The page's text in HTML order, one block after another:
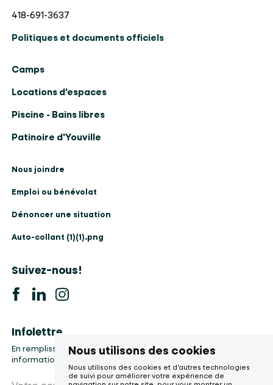
Nous utilisons des cookies
Nous utilisons des cookies et d'autres technologies
de suivi pour améliorer votre expérience de
418-691-3637
Politiques et documents officiels
Camps
Locations d'espaces
Piscine - Bains libres
Patinoire d'Youville
Nous joindre
Emploi ou bénévolat
Dénoncer une situation
Auto-collant (1)(1).png
Suivez-nous!
Infolettre
En remplissant le formulaire, vous accepter la collecte de vos
informations, etc.
Votre courriel